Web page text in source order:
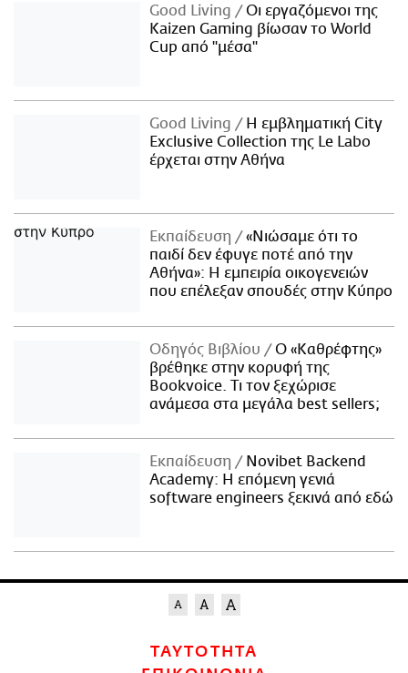
Good Living
Οι εργαζόμενοι της
Kaizen Gaming βίωσαν το World
Cup από "μέσα"
Good Living
Η εμβληματική City
Exclusive Collection της Le Labo
έρχεται στην Αθήνα
Εκπαίδευση
«Νιώσαμε ότι το
παιδί δεν έφυγε ποτέ από την
Αθήνα»: Η εμπειρία οικογενειών
που επέλεξαν σπουδές στην Κύπρο
Οδηγός Βιβλίου
Ο «Καθρέφτης»
βρέθηκε στην κορυφή της
Bookvoice. Τι τον ξεχώρισε
ανάμεσα στα μεγάλα best sellers;
Εκπαίδευση
Novibet Backend
Academy: Η επόμενη γενιά
software engineers ξεκινά από εδώ
ΤΑΥΤΟΤΗΤΑ